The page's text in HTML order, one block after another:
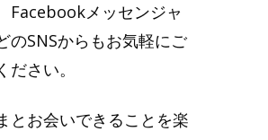
Facebookメッセンジャ
のSNSからもお気軽にご
ださい。
とお会いできることを楽